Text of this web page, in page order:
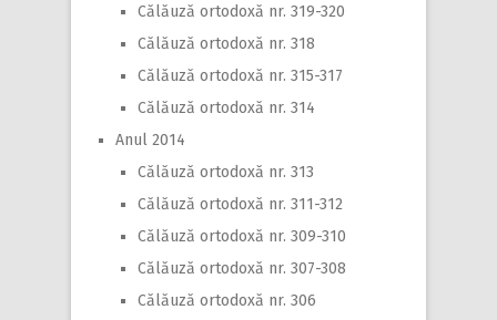
Călăuză ortodoxă nr. 319-320
Călăuză ortodoxă nr. 318
Călăuză ortodoxă nr. 315-317
Călăuză ortodoxă nr. 314
Anul 2014
Călăuză ortodoxă nr. 313
Călăuză ortodoxă nr. 311-312
Călăuză ortodoxă nr. 309-310
Călăuză ortodoxă nr. 307-308
Călăuză ortodoxă nr. 306